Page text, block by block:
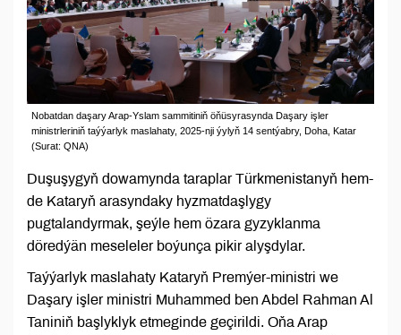
Nobatdan daşary Arap-Yslam sammitiniň öňüsyrasynda Daşary işler
ministrleriniň taýýarlyk maslahaty, 2025-nji ýylyň 14 sentýabry, Doha, Katar
(Surat: QNA)
Duşuşygyň dowamynda taraplar Türkmenistanyň hem-
de Kataryň arasyndaky hyzmatdaşlygy
pugtalandyrmak, şeýle hem özara gyzyklanma
döredýän meseleler boýunça pikir alyşdylar.
Taýýarlyk maslahaty Kataryň Premýer-ministri we
Daşary işler ministri Muhammed ben Abdel Rahman Al
Taniniň başlyklyk etmeginde geçirildi. Oňa Arap